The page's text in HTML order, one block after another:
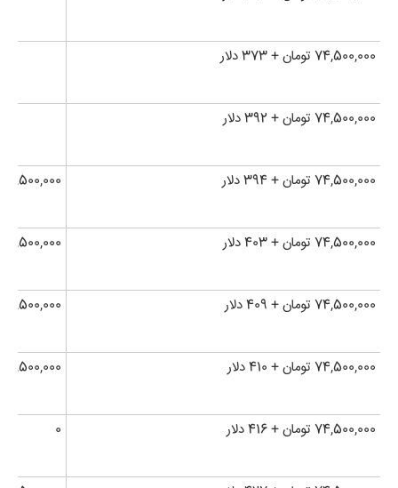
74,500,000 تومان + 373 دلار
74,500,000 تومان + 392 دلار
74,500,000 تومان + 394 دلار 74,500,000 تومان + 594 دلار
74,500,000 تومان + 403 دلار 74,500,000 تومان + 556 دلار
74,500,000 تومان + 409 دلار 74,500,000 تومان + 676 دلار
74,500,000 تومان + 410 دلار 74,500,000 تومان + 654 دلار
74,500,000 تومان + 416 دلار 0